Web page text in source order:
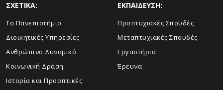
ΣΧΕΤΙΚΑ:
Το Πανεπιστήμιο
Διοικητικές Υπηρεσίες
Ανθρώπινο Δυναμικό
Κοινωνική Δράση
Ιστορία και Προοπτικές
ΕΚΠΑΙΔΕΥΣΗ:
Προπτυχιακές Σπουδές
Μεταπτυχιακές Σπουδές
Εργαστήρια
Έρευνα